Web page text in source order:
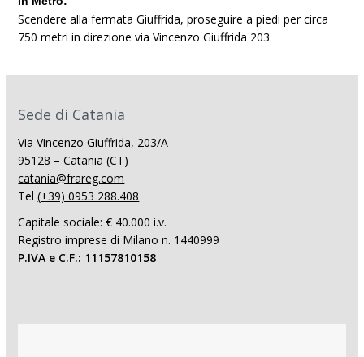
Scendere alla fermata Giuffrida, proseguire a piedi per circa
750 metri in direzione via Vincenzo Giuffrida 203.
Sede di Catania
Via Vincenzo Giuffrida, 203/A
95128 – Catania (CT)
catania@frareg.com
Tel(+39) 0953 288.408
Capitale sociale: € 40.000 i.v.
Registro imprese di Milano n. 1440999
P.IVA e C.F.: 11157810158